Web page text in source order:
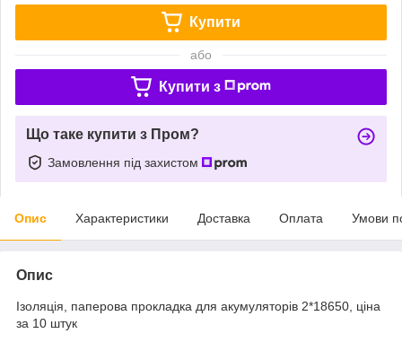
Купити
або
Купити з
Що таке купити з Пром?
Замовлення під захистом
Опис Характеристики Доставка Оплата Умови
Опис
Ізоляція, паперова прокладка для акумуляторів 2*18650, ціна
за 10 штук